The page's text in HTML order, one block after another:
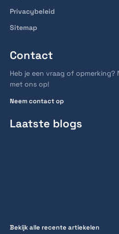
Privacybeleid
Sitemap
Contact
Heb je een vraag of
met ons op!
Neem contact op
Laatste blogs
Bekijk alle recente artiekelen